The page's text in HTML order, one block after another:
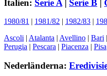
Italien: Serie A | Serie B |
1980/81 | 1981/82 | 1982/83 |
Ascoli | Atalanta | Avellino | Bari |
Perugia | Pescara | Piacenza | Pisa
Nederländerna: